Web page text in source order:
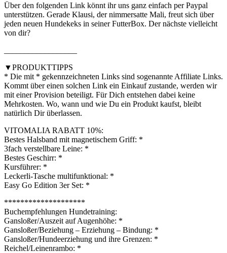
Über den folgenden Link könnt ihr uns ganz einfach per Paypal
unterstützen. Gerade Klausi, der nimmersatte Mali, freut sich über
jeden neuen Hundekeks in seiner FutterBox. Der nächste vielleicht
von dir?
▼PRODUKTTIPPS
* Die mit * gekennzeichneten Links sind sogenannte Affiliate Links.
Kommt über einen solchen Link ein Einkauf zustande, werden wir
mit einer Provision beteiligt. Für Dich entstehen dabei keine
Mehrkosten. Wo, wann und wie Du ein Produkt kaufst, bleibt
natürlich Dir überlassen.
VITOMALIA RABATT 10%:
Bestes Halsband mit magnetischem Griff: *
3fach verstellbare Leine: *
Bestes Geschirr: *
Kursführer: *
Leckerli-Tasche multifunktional: *
Easy Go Edition 3er Set: *
********************
Buchempfehlungen Hundetraining:
Gansloßer/Auszeit auf Augenhöhe: *
Gansloßer/Beziehung – Erziehung – Bindung: *
Gansloßer/Hundeerziehung und ihre Grenzen: *
Reichel/Leinenrambo: *